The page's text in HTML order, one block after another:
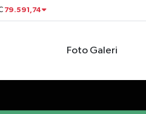
79.591,74
Foto Galeri